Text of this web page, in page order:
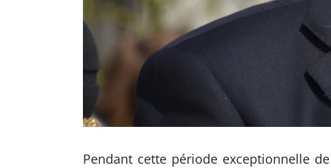
Pendant cette période exceptionnelle